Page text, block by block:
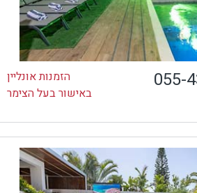
הזמנות אונליין
באישור בעל הצימר
055-